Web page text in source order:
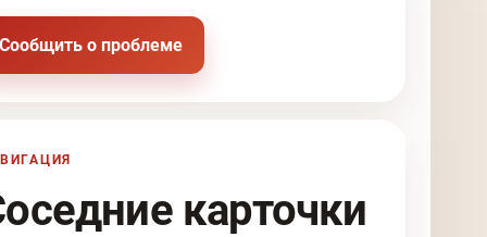
Сообщить о проблеме
карточки